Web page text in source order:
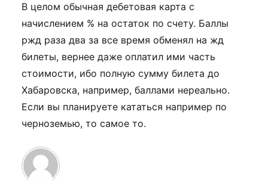
В целом обычная дебетовая карта с
начислением % на остаток по счету. Баллы
ржд раза два за все время обменял на жд
билеты, вернее даже оплатил ими часть
стоимости, ибо полную сумму билета до
Хабаровска, например, баллами нереально.
Если вы планируете кататься например по
черноземью, то самое то.